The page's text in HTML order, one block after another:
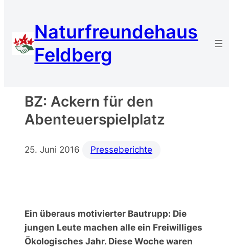
springenNaturfreundehaus
Feldberg
BZ: Ackern für den
Abenteuerspielplatz
25. Juni 2016 Presseberichte
Ein überaus motivierter Bautrupp: Die
jungen Leute machen alle ein Freiwilliges
Ökologisches Jahr. Diese Woche waren